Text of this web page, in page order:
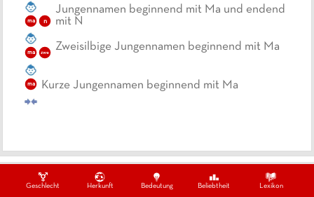
Geschlecht Herkunft Bedeutung Beliebtheit Lexikon
ma n
Jungennamen beginnend mit Ma und endend
mit N
ma zwe Zweisilbige Jungennamen beginnend mit Ma
ma Kurze Jungennamen beginnend mit Ma
Ein Projekt von
DatenschutzbestimmungenImpressumKontakt